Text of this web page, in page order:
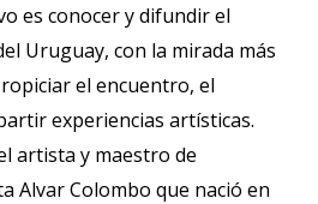
es conocer y difundir el
Uruguay, con la mirada más
el encuentro, el
experiencias artísticas.
artista y maestro de
Alvar Colombo que nació en